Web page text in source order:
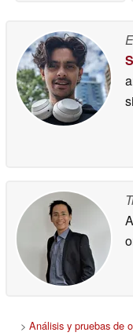
> Análisis y pruebas de